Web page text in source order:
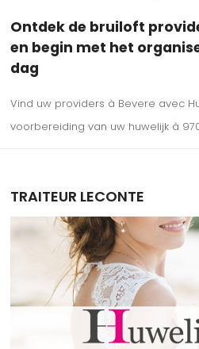
Ontdek de bruiloft
en begin met het
dag
Vind uw providers à Bevere avec
voorbereiding van uw huwelijk à
TRAITEUR LECONTE